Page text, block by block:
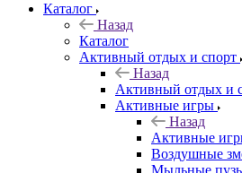
Каталог
Назад
Каталог
Активный отдых и спорт
Назад
Активный отдых и
Активные игры
Назад
Активные
Воздушные
Мыльные